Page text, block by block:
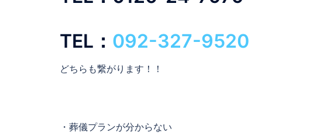
TEL： 092-327-9520
どちらも繋がります！！
・葬儀プランが分からない